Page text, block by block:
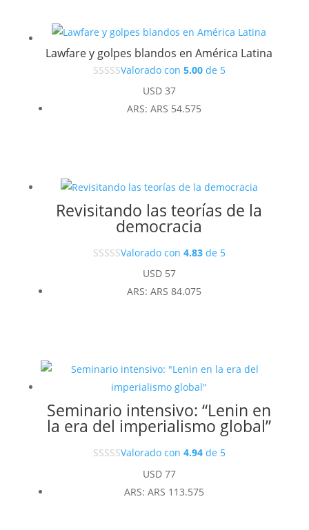
Lawfare y golpes blandos en América Latina
Valorado con 5.00de 5
USD37
ARS: ARS 54.575
Revisitando las teorías de la
democracia
Valorado con 4.83de 5
USD57
ARS: ARS 84.075
Seminario intensivo: “Lenin en
la era del imperialismo global”
Valorado con 4.94de 5
USD77
ARS: ARS 113.575